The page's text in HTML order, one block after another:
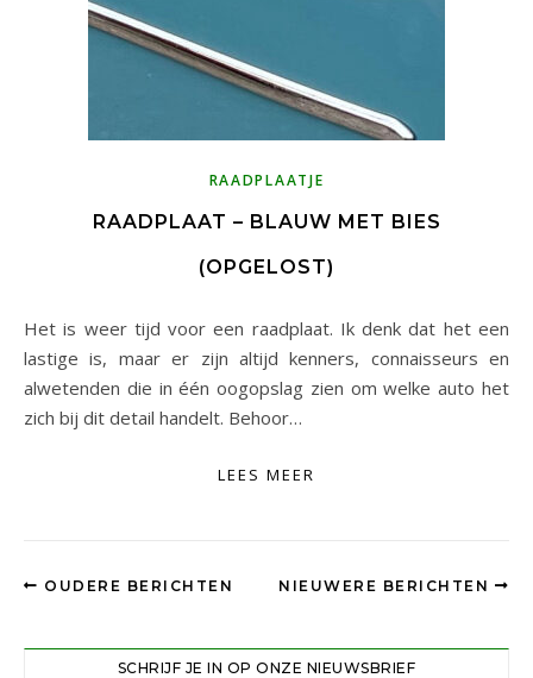
RAADPLAATJE
RAADPLAAT – BLAUW MET BIES
(OPGELOST)
Het is weer tijd voor een raadplaat. Ik denk dat het een
lastige is, maar er zijn altijd kenners, connaisseurs en
alwetenden die in één oogopslag zien om welke auto het
zich bij dit detail handelt. Behoor…
LEES MEER
OUDERE BERICHTEN NIEUWERE BERICHTEN
SCHRIJF JE IN OP ONZE NIEUWSBRIEF